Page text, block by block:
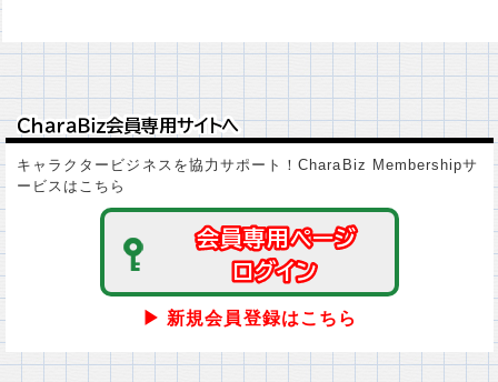
ＣｈａｒａＢｉｚ会員専用サイトへ
ＣｈａｒａＢｉｚ会員専用サイトへ
キャラクタービジネスを協力サポート！CharaBiz Membershipサ
ービスはこちら
会員専用ページ
会員専用ページ
ログイン
ログイン
▶ 新規会員登録はこちら